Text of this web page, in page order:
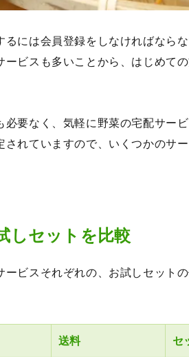
には会員登録をしなければなら
ービスも多いことから、はじめて
要なく、気軽に野菜の宅配サー
れていますので、いくつかのサ
しセットを比較
ビスそれぞれの、お試しセット
送料 セ